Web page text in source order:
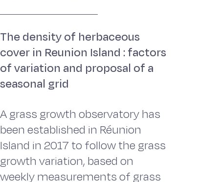
The density of herbaceous
cover in Reunion Island : factors
of variation and proposal of a
seasonal grid
A grass growth observatory has
been established in Réunion
Island in 2017 to follow the grass
growth variation, based on
weekly measurements of grass